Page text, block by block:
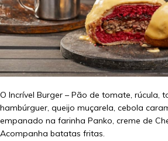
O Incrível Burger – Pão de tomate, rúcula,
hambúrguer, queijo muçarela, cebola
empanado na farinha Panko, creme de
Acompanha batatas fritas.